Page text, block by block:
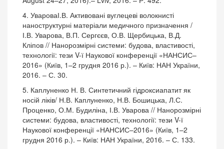
4. УвароваІ.В. Активовані вуглецеві волокнисті
наноструктурні матеріали медичного призначення /
І.В. Уварова, В.П. Сергєєв, О.В. Щербицька, В.Д.
Кліпов // Нанорозмірні системи: будова, властивості,
технології: тези V-ї Наукової конференції «НАНСИС–
2016» (Київ, 1–2 грудня 2016 р.). – Київ: НАН України,
2016. – С. 30.
5. Каплуненко Н. В. Синтетичний гідроксиапатит як
носій ліків/ Н.В. Каплуненко, Н.В. Бошицька, Л.С.
Проценко, О.М. Будиліна, І.В. Уварова // Нанорозмірні
системи: будова, властивості, технології: тези V-ї
Наукової конференції «НАНСИС–2016» (Київ, 1–2
грудня 2016 р.). – Київ: НАН України, 2016. – С. 133.